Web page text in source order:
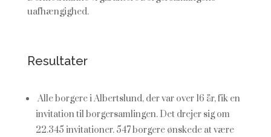
uafhængighed.
Resultater
Alle borgere i Albertslund, der var over 16 år, fik en
invitation til borgersamlingen. Det drejer sig om
22.345 invitationer. 547 borgere ønskede at være